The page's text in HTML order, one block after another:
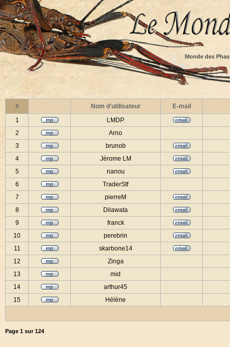
Monde des
# Nom d'utilisateur
E-mail
1
LMDP.
2
Arno
3
brunob
4
Jérome LM
5
nanou
6
TraderStf
7
pierreM
8
Dilawata
9
franck
10
perebrin
11
skarbone14
12
Zinga
13
mid
14
arthur45
15
Hélène
Page 1 sur124